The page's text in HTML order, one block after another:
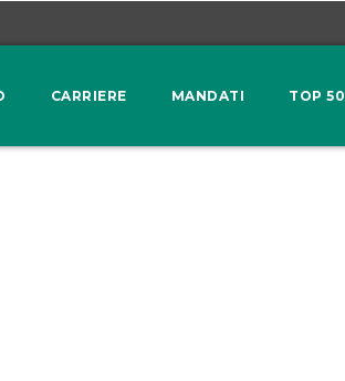
CARRIERE MANDATI TOP 50